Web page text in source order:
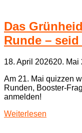
Das
Runde –
18. April 202620. Mai
Am 21. Mai quizzen
Runden,
anmelden!
Weiterlesen